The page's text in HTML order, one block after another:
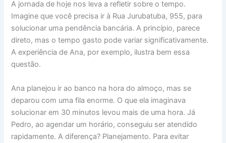
A jornada de hoje nos leva a refletir sobre o tempo.
Imagine que você precisa ir à Rua Jurubatuba, 955, para
solucionar uma pendência bancária. A princípio, parece
direto, mas o tempo gasto pode variar significativamente.
A experiência de Ana, por exemplo, ilustra bem essa
questão.
Ana planejou ir ao banco na hora do almoço, mas se
deparou com uma fila enorme. O que ela imaginava
solucionar em 30 minutos levou mais de uma hora. Já
Pedro, ao agendar um horário, conseguiu ser atendido
rapidamente. A diferença? Planejamento. Para evitar